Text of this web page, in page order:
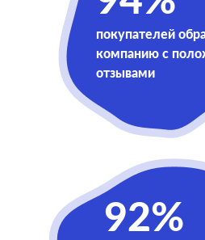
покупателей
компанию с
отзывами
92%